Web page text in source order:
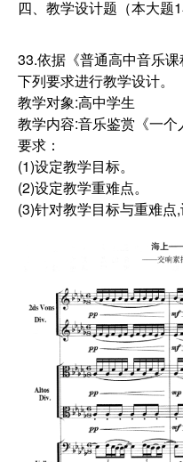
四、教学设计题（本大题1
33.依据《普通高中音乐
下列要求进行教学设计。
教学对象:高中学生
教学内容:音乐鉴赏《一个
要求：
(1)设定教学目标。
(2)设定教学重难点。
(3)针对教学目标与重难点